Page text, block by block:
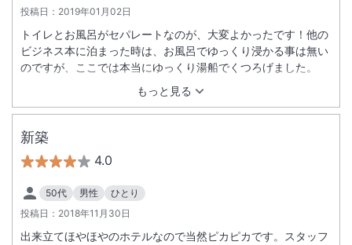
投稿日： 2019年01月02日
もっと見る
トイレとお風呂がセパレートなのが、大変よかったです！他の
ビジネス本に泊まった時は、お風呂でゆっくり浸かる事は無い
のですが、ここでは本当にゆっくり湯船でくつろげました。
新築
4.0
50代 男性
ひとり
投稿日： 2018年11月30日
出来立てほやほやのホテルなので当然ピカピカです。スタッフ